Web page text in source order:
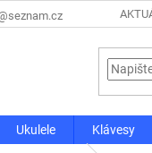
Ukulele Klávesy